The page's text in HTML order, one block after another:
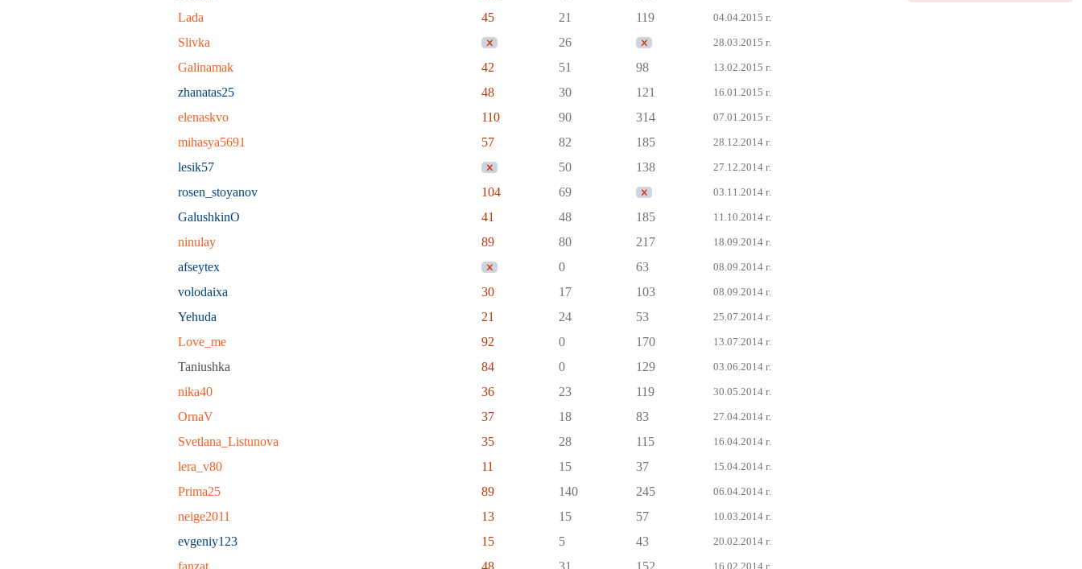
Lada 45 21 119 04.04.2015 г.
Slivka 26 28.03.2015 г.
Galinamak 42 51 98 13.02.2015 г.
zhanatas25 48 30 121 16.01.2015 г.
elenaskvo 110 90 314 07.01.2015 г.
mihasya5691 57 82 185 28.12.2014 г.
lesik57 50 138 27.12.2014 г.
rosen_stoyanov 104 69 03.11.2014 г.
GalushkinO 41 48 185 11.10.2014 г.
ninulay 89 80 217 18.09.2014 г.
afseytex 0 63 08.09.2014 г.
volodaixa 30 17 103 08.09.2014 г.
Yehuda 21 24 53 25.07.2014 г.
Love_me 92 0 170 13.07.2014 г.
Taniushka 84 0 129 03.06.2014 г.
nika40 36 23 119 30.05.2014 г.
OrnaV 37 18 83 27.04.2014 г.
Svetlana_Listunova 35 28 115 16.04.2014 г.
lera_v80 11 15 37 15.04.2014 г.
Prima25 89 140 245 06.04.2014 г.
neige2011 13 15 57 10.03.2014 г.
evgeniy123 15 5 43 20.02.2014 г.
fanzat 48 31 152 16.02.2014 г.